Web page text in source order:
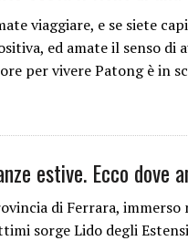
viaggiare, e se siete
ed amate il senso
per vivere Patong è in
estive. Ecco dove
di Ferrara,
sorge Lido degli